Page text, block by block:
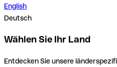
English
Deutsch
Wählen Sie Ihr Land
Entdecken Sie unsere